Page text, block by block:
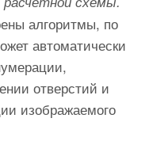
алгоритмы, по
автоматически
отверстий и
изображаемого